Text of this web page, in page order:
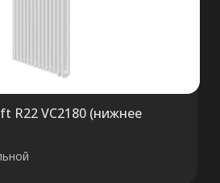
R22 VC2180 (нижнее